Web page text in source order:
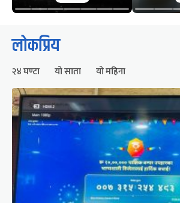
लोकप्रिय
२४ घण्टा यो साता यो महिना